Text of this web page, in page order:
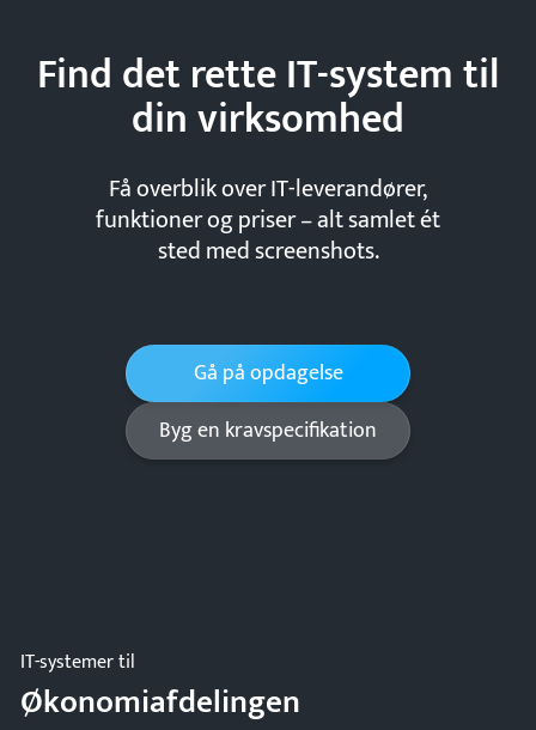
Find det rette IT-system til
dinvirksomhed
Få overblik over IT-leverandører,
funktioner og priser – alt samlet ét
sted med screenshots.
Gå på opdagelse
Byg en kravspecifikation
IT-systemer til
Økonomiafdelingen